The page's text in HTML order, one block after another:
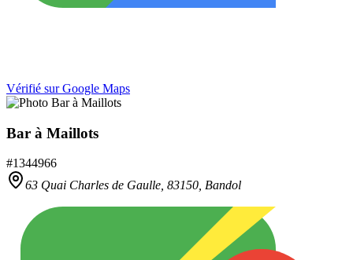
Vérifié sur Google Maps
Bar à Maillots
#1344966
63 Quai Charles de Gaulle, 83150, Bandol